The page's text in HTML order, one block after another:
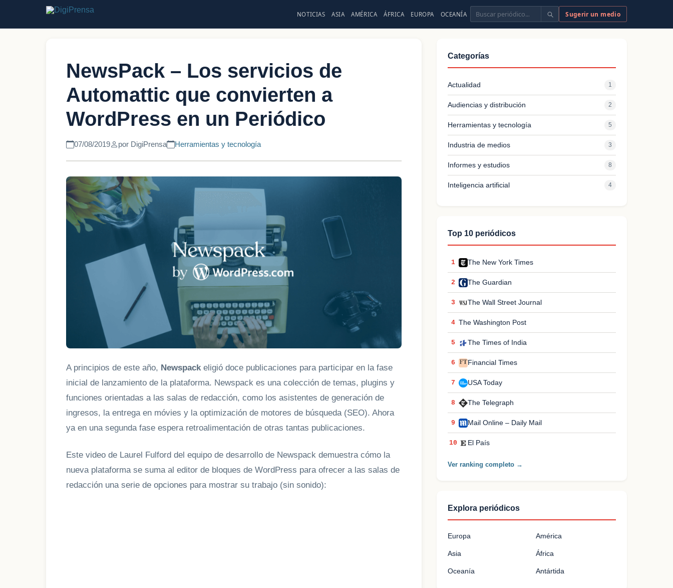
NOTICIAS ASIA AMÉRICA ÁFRICA EUROPA OCEANÍA Buscar Sugerir un medio
NewsPack – Los servicios de
Automattic que convierten a
WordPress en un Periódico
07/08/2019 por DigiPrensa Herramientas y tecnología
A principios de este año, Newspack eligió doce publicaciones para participar en la fase
inicial de lanzamiento de la plataforma. Newspack es una colección de temas, plugins y
funciones orientadas a las salas de redacción, como los asistentes de generación de
ingresos, la entrega en móvies y la optimización de motores de búsqueda (SEO). Ahora
ya en una segunda fase espera retroalimentación de otras tantas publicaciones.
Este video de Laurel Fulford del equipo de desarrollo de Newspack demuestra cómo la
nueva plataforma se suma al editor de bloques de WordPress para ofrecer a las salas de
redacción una serie de opciones para mostrar su trabajo (sin sonido):
Categorías
Actualidad 1
Audiencias y distribución 2
Herramientas y tecnología 5
Industria de medios 3
Informes y estudios 8
Inteligencia artificial 4
Top 10 periódicos
1 The New York Times
2 The Guardian
3 The Wall Street Journal
4 The Washington Post
5 The Times of India
6 Financial Times
7 USA Today
8 The Telegraph
9 Mail Online – Daily Mail
10 El País
Ver ranking completo →
Explora periódicos
Europa América
Asia África
Oceanía Antártida